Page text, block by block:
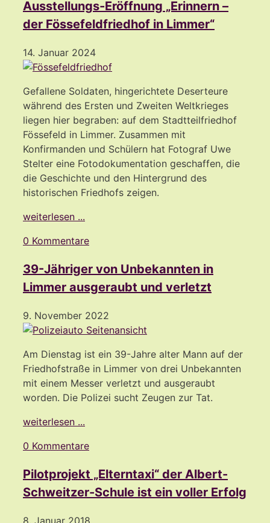
Ausstellungs-Eröffnung „Erinnern –
der Fössefeldfriedhof in Limmer“
14. Januar 2024
Gefallene Soldaten, hingerichtete Deserteure
während des Ersten und Zweiten Weltkrieges
liegen hier begraben: auf dem Stadtteilfriedhof
Fössefeld in Limmer. Zusammen mit
Konfirmanden und Schülern hat Fotograf Uwe
Stelter eine Fotodokumentation geschaffen, die
die Geschichte und den Hintergrund des
historischen Friedhofs zeigen.
weiterlesen ...
0 Kommentare
39-Jähriger von Unbekannten in
Limmer ausgeraubt und verletzt
9. November 2022
Am Dienstag ist ein 39-Jahre alter Mann auf der
Friedhofstraße in Limmer von drei Unbekannten
mit einem Messer verletzt und ausgeraubt
worden. Die Polizei sucht Zeugen zur Tat.
weiterlesen ...
0 Kommentare
Pilotprojekt „Elterntaxi“ der Albert-
Schweitzer-Schule ist ein voller Erfolg